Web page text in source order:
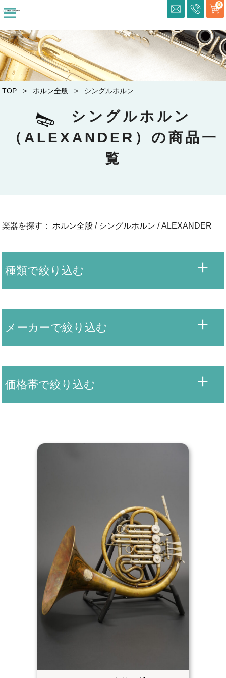
0
≡
TOP > ホルン全般 > シングルホルン
シングルホルン
（ALEXANDER）の商品一
覧
楽器を探す： ホルン全般/ シングルホルン / ALEXANDER
種類で絞り込む
メーカーで絞り込む
価格帯で絞り込む